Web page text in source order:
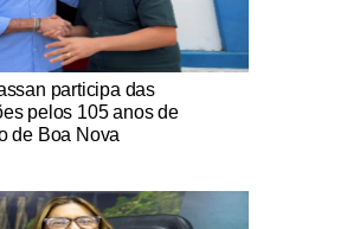
participa das
pelos 105 anos de
de Boa Nova